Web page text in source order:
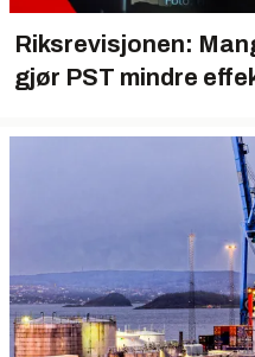
Riksrevisjonen:
gjør PST mindre